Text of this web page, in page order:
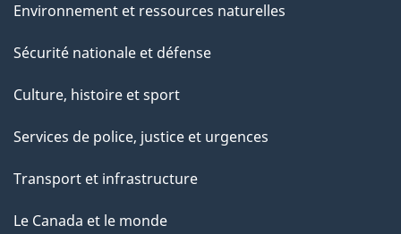
Environnement et ressources naturelles
Sécurité nationale et défense
Culture, histoire et sport
Services de police, justice et urgences
Transport et infrastructure
Le Canada et le monde